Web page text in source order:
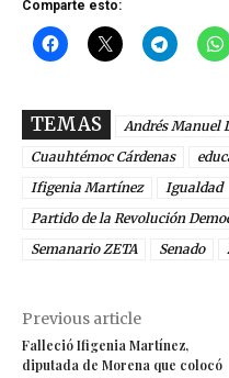
Comparte esto:
TEMAS
Andrés Manuel
Cuauhtémoc Cárdenas
Ifigenia Martínez
Igualdad
Partido de la Revolución
Semanario ZETA
Senado
Previous article
Falleció Ifigenia Martínez,
diputada de Morena que colocó